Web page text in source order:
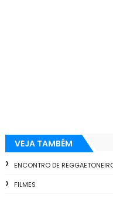
VEJA TAMBÉM
ENCONTRO DE
FILMES